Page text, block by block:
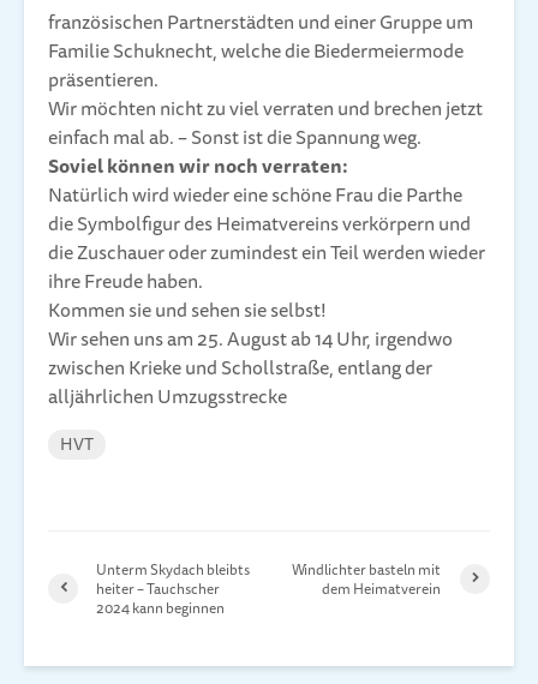
französischen Partnerstädten und einer Gruppe um
Familie Schuknecht, welche die Biedermeiermode
präsentieren.
Wir möchten nicht zu viel verraten und brechen jetzt
einfach mal ab. – Sonst ist die Spannung weg.
Soviel können wir noch verraten:
Natürlich wird wieder eine schöne Frau die Parthe
die Symbolfigur des Heimatvereins verkörpern und
die Zuschauer oder zumindest ein Teil werden wieder
ihre Freude haben.
Kommen sie und sehen sie selbst!
Wir sehen uns am 25. August ab 14 Uhr, irgendwo
zwischen Krieke und Schollstraße, entlang der
alljährlichen Umzugsstrecke
HVT
Unterm Skydach bleibts
heiter – Tauchscher
2024 kann beginnen
Windlichter basteln mit
dem Heimatverein